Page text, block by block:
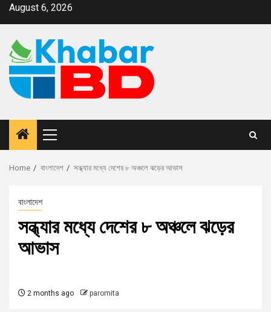
August 6, 2026
Home বাংলাদেশ সন্ধ্যার মধ্যে দেশের ৮ অঞ্চলে ঝড়ের আভাস
বাংলাদেশ
সন্ধ্যার মধ্যে দেশের ৮ অঞ্চলে ঝড়ের
আভাস
2 months ago paromita